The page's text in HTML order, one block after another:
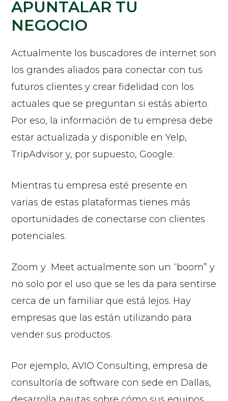
APUNTALAR TU
NEGOCIO
Actualmente los buscadores de internet son
los grandes aliados para conectar con tus
futuros clientes y crear fidelidad con los
actuales que se preguntan si estás abierto.
Por eso, la información de tu empresa debe
estar actualizada y disponible en Yelp,
TripAdvisor y, por supuesto, Google.
Mientras tu empresa esté presente en
varias de estas plataformas tienes más
oportunidades de conectarse con clientes
potenciales.
Zoom y Meet actualmente son un “boom” y
no solo por el uso que se les da para sentirse
cerca de un familiar que está lejos. Hay
empresas que las están utilizando para
vender sus productos.
Por ejemplo, AVIO Consulting, empresa de
consultoría de software con sede en Dallas,